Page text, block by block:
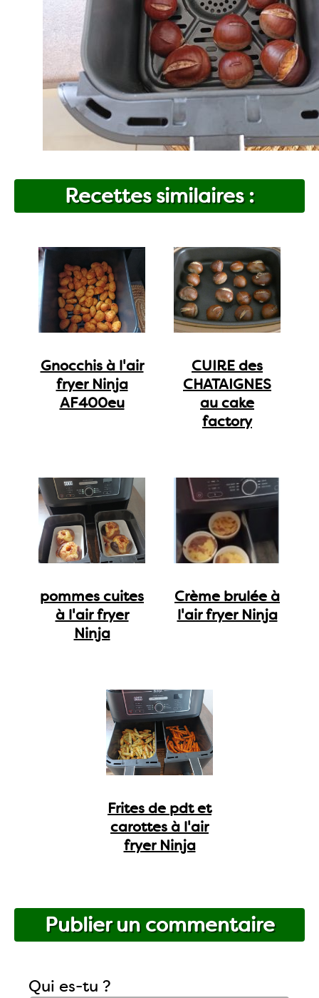
Recettes similaires :
Gnocchis à l'air
fryer Ninja
AF400eu
CUIRE des
CHATAIGNES
au cake
factory
pommes cuites
à l'air fryer
Ninja
Crème brulée à
l'air fryer Ninja
Frites de pdt et
carottes à l'air
fryer Ninja
Publier un commentaire
Qui es-tu ?